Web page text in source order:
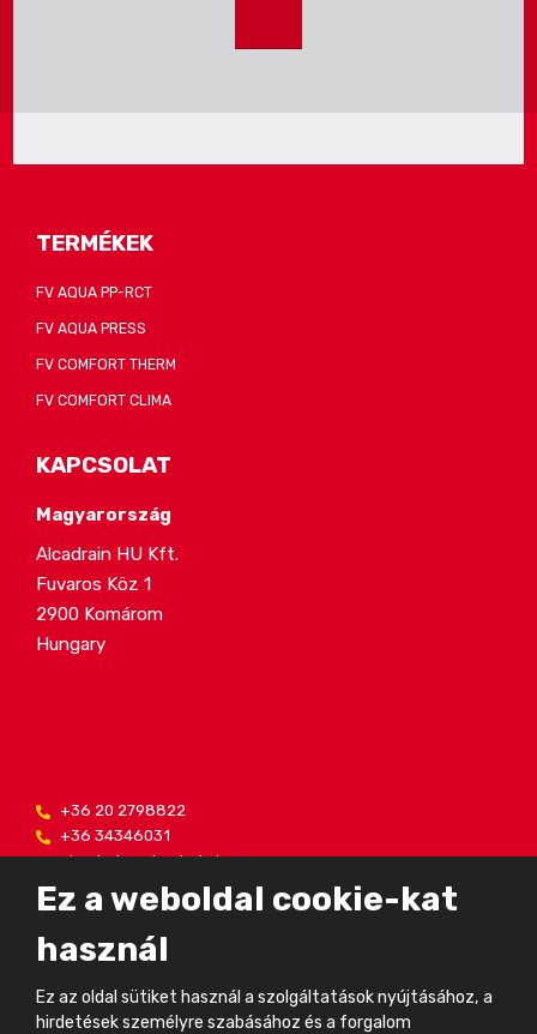
TERMÉKEK
FV AQUA PP-RCT
FV AQUA PRESS
FV COMFORT THERM
FV COMFORT CLIMA
KAPCSOLAT
Magyarország
Alcadrain HU Kft.
Fuvaros Köz 1
2900 Komárom
Hungary
+36 20 2798822
+36 34346031
alcadrain@alcadrain.hu
© 2024, FV - Plast, a.s.
LétrehoztaeBRÁNA
Ez a weboldal cookie-kat
használ
Ez az oldal sütiket használ a szolgáltatások nyújtásához, a
hirdetések személyre szabásához és a forgalom